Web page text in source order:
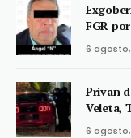
FGR
6 agosto,
Privan
Veleta,
6 agosto,